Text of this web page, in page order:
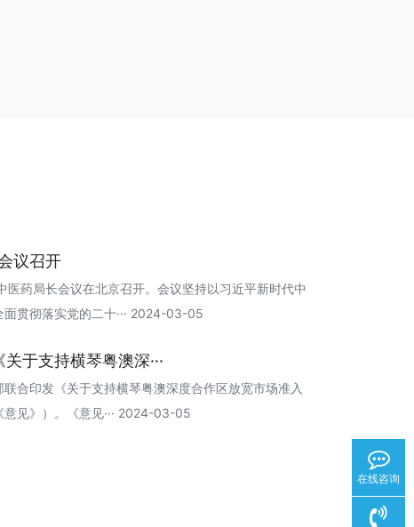
议召开
药局长会议在北京召开。会议坚持以习近平新时代中
贯彻落实党的二十··· 2024-03-05
于支持横琴粤澳深···
合印发《关于支持横琴粤澳深度合作区放宽市场准入
见》）。《意见··· 2024-03-05
在线咨询